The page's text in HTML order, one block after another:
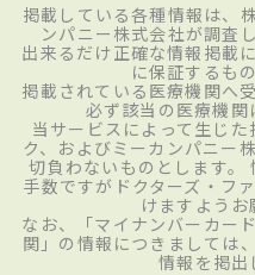
掲載している各種情報は、
ンパニー株式会社が調査
出来るだけ正確な情報掲載
に保証するも
掲載されている医療機関へ
必ず該当の医療機関
当サービスによって生じ
ク、およびミーカンパニー
切負わないものとします。
手数ですがドクターズ・フ
けますようお
なお、「マイナンバーカー
関」の情報につきましては
情報を掲出